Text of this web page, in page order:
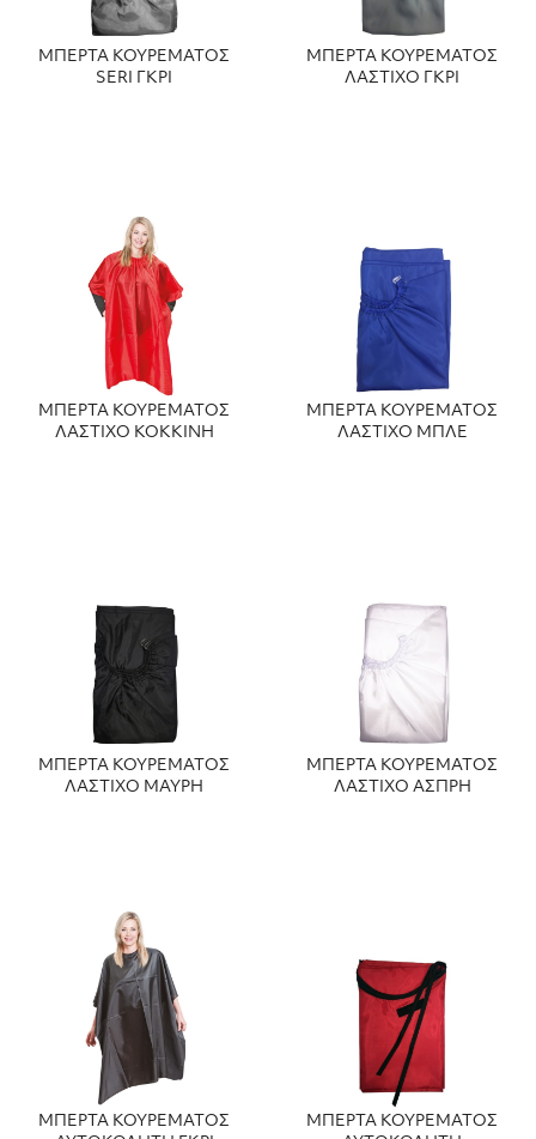
ΜΠΕΡΤΑ ΚΟΥΡΕΜΑΤΟΣ
SERI ΓΚΡΙ
ΜΠΕΡΤΑ ΚΟΥΡΕΜΑΤΟΣ
ΛΑΣΤΙΧΟ ΓΚΡΙ
ΜΠΕΡΤΑ ΚΟΥΡΕΜΑΤΟΣ
ΛΑΣΤΙΧΟ ΚΟΚΚΙΝΗ
ΜΠΕΡΤΑ ΚΟΥΡΕΜΑΤΟΣ
ΛΑΣΤΙΧΟ ΜΠΛΕ
ΜΠΕΡΤΑ ΚΟΥΡΕΜΑΤΟΣ
ΛΑΣΤΙΧΟ ΜΑΥΡΗ
ΜΠΕΡΤΑ ΚΟΥΡΕΜΑΤΟΣ
ΛΑΣΤΙΧΟ ΑΣΠΡΗ
ΜΠΕΡΤΑ ΚΟΥΡΕΜΑΤΟΣ
ΜΠΕΡΤΑ ΚΟΥΡΕΜΑΤΟΣ